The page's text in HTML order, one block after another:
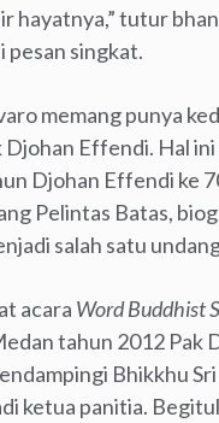
hayatnya,” tutur
pesan singkat.
memang punya
Djohan Effendi. Hal
Djohan Effendi ke
Pelintas Batas,
salah satu
acara Word Buddhist
tahun 2012 Pak
Bhikkhu
ketua panitia.